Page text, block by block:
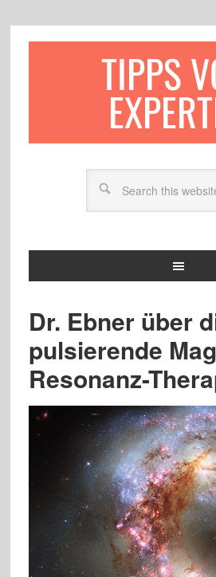
TIPPS
Dr. Ebner über
pulsierende
Resonanz-